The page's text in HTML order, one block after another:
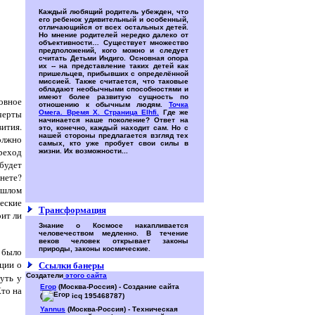
ли
было
о
у
на
Каждый любящий родитель убежден, что
его ребенок удивительный и особенный,
отличающийся от всех остальных детей.
Но мнение родителей нередко далеко от
объективности… Существует множество
предположений, кого можно и следует
считать Детьми Индиго. Основная опора
их -- на представление таких детей как
пришельцев, прибывших с определённой
миссией. Также считается, что таковые
обладают необычными способностями и
имеют более развитую сущность по
отношению к обычным людям. Точка
Омега. Время Х. Страница Elhfi.
Где же
начинается наше поколение? Ответ на
это, конечно, каждый находит сам. Но с
нашей стороны предлагается взгляд тех
самых, кто уже пробует свои силы в
жизни. Их возможности...
Трансформация
Знание о Космосе накапливается
человечеством медленно. В течение
веков человек открывает законы
природы, законы космические.
Ссылки банеры
Создатели этого сайта
Егор (Москва-Россия) - Создание сайта
(
icq 195468787)
Yannus (Москва-Россия) - Техническая